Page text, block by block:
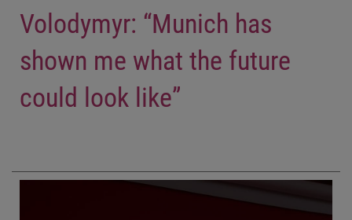
Volodymyr: “Munich has
shown me what the future
could look like”